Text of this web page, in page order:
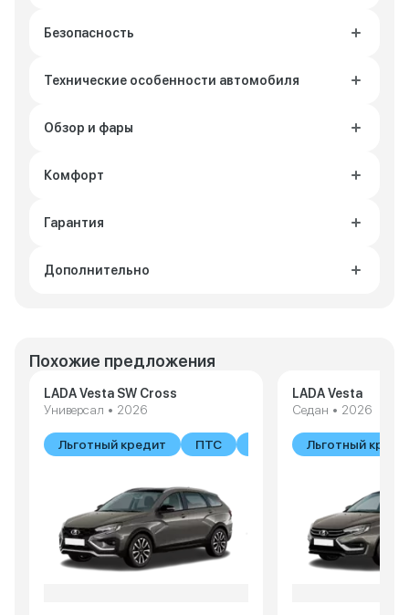
Безопасность
Технические особенности автомобиля
Обзор и фары
Комфорт
Гарантия
Дополнительно
Похожие предложения
LADA Vesta SW Cross
Универсал • 2026
Льготный кредит ПТС В наличии
LADA Vesta
Седан • 2026
Льготный